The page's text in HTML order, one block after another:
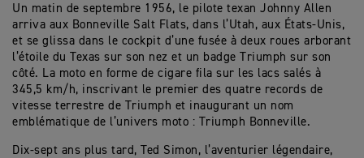
Un matin de septembre 1956, le pilote texan Johnny Allen
arriva aux Bonneville Salt Flats, dans l’Utah, aux États-Unis,
et se glissa dans le cockpit d’une fusée à deux roues arborant
l’étoile du Texas sur son nez et un badge Triumph sur son
côté. La moto en forme de cigare fila sur les lacs salés à
345,5 km/h, inscrivant le premier des quatre records de
vitesse terrestre de Triumph et inaugurant un nom
emblématique de l’univers moto : Triumph Bonneville.
Dix-sept ans plus tard, Ted Simon, l’aventurier légendaire,